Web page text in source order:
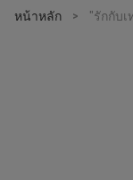
หน้าหลัก > "รักกับเ